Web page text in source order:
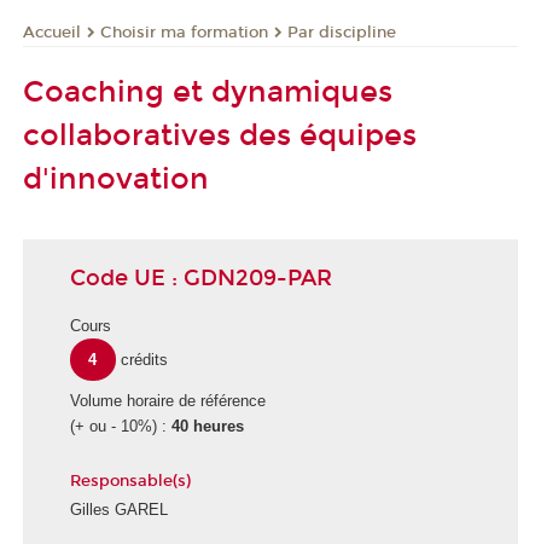
Accueil Choisir ma formation Par discipline
Coaching et dynamiques
collaboratives des équipes
d'innovation
Code UE : GDN209-PAR
Cours
4
crédits
Volume horaire de référence
(+ ou - 10%) : 40 heures
Responsable(s)
Gilles GAREL